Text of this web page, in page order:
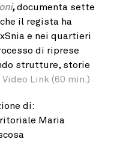
,documenta sette
il regista ha
e nei quartieri
di riprese
strutture, storie
Video Link (60 min.)
di:
Maria